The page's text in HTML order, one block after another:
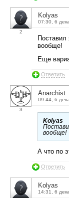
2
Kolyas
07:30, 6
Поставил
вообще!
Еще
Ответить
3
Anarchist
09:44, 6
Kolyas
вообще!
А что по
Ответить
Kolyas
14:31, 6